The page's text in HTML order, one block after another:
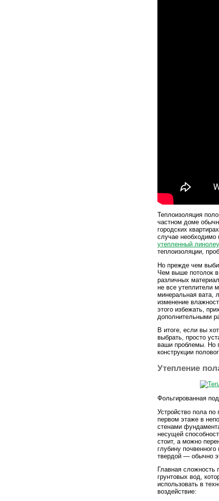
Теплоизоляция
частном доме
городских
случае необходимо
утепленный
теплоизоляции,
Но прежде чем
Чем выше потолок
различных
не все утеплители
минеральная вата,
изменение
этого избежать,
дополнительными
В итоге, если вы
выбрать, просто
ваши проблемы. Но
конструкции
Утепление
Фольгированная
Устройство пола по
первом этаже в
стенами
несущей
стоит, а можно
глубину
твердой — обычно
Главная сложность
грунтовых вод,
использовать в
воздействие: